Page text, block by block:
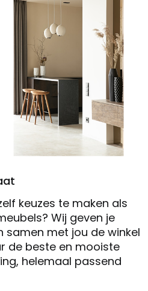
keuzes te maken als
Wij geven je
samen met jou de winkel
de beste en mooiste
helemaal passend